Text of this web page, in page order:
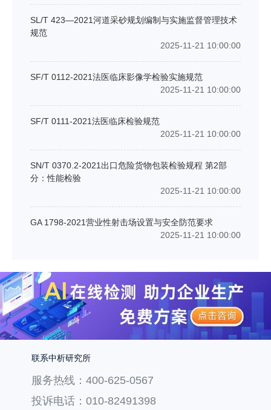
SL/T 423—2021河道采砂规划编制与实施监督管理技术
规范
2025-11-21 10:00:00
SF/T 0112-2021法医临床影像学检验实施规范
2025-11-21 10:00:00
SF/T 0111-2021法医临床检验规范
2025-11-21 10:00:00
SN/T 0370.2-2021出口危险货物包装检验规程 第2部
分：性能检验
2025-11-21 10:00:00
GA 1798-2021营业性射击场设置与安全防范要求
2025-11-21 10:00:00
联系中析研究所
服务热线：400-625-0567
投诉电话：010-82491398